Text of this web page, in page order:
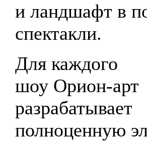
и ландшафт в
спектакли.
Для каждого
шоу Орион-арт
разрабатывает
полноценную